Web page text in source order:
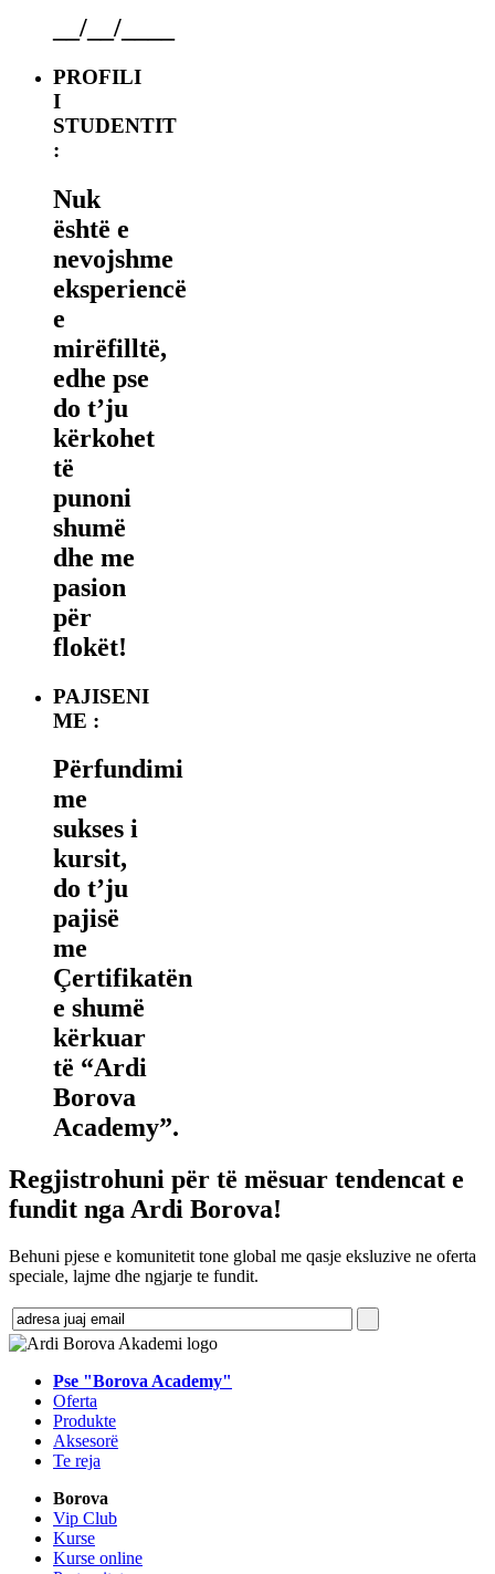
__/__/____
PROFILI
I
STUDENTIT
:
Nuk
është e
nevojshme
eksperiencë
e
mirëfilltë,
edhe pse
do t’ju
kërkohet
të
punoni
shumë
dhe me
pasion
për
flokët!
PAJISENI
ME :
Përfundimi
me
sukses i
kursit,
do t’ju
pajisë
me
Çertifikatën
e shumë
kërkuar
të “Ardi
Borova
Academy”.
Regjistrohuni për të mësuar tendencat e
fundit nga Ardi Borova!
Behuni pjese e komunitetit tone global me qasje eksluzive ne oferta
speciale, lajme dhe ngjarje te fundit.
Pse "Borova Academy"
Oferta
Produkte
Aksesorë
Te reja
Borova
Vip Club
Kurse
Kurse online